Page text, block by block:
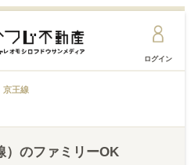
ログイン
京王線
のファミリーOK